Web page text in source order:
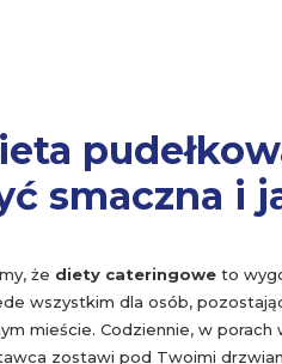
smaczna i
że diety cateringowe to
wszystkim dla osób,
mieście. Codziennie, w porach
zostawi pod Twoimi